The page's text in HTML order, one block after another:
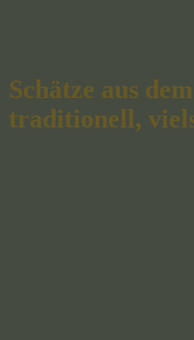
Schätze aus
traditionell,